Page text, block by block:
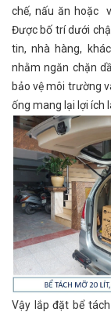
chế, nấu ăn hoặc
Được bố trí dưới
tin, nhà hàng,
nhằm ngăn chặn
bảo vệ môi trường
ống mang lại lợi ích
Vậy lắp đặt bể